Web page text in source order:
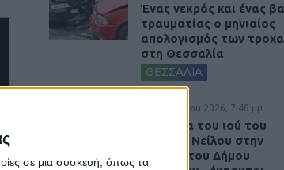
σε μια συσκευή, όπως τα
Ένας νεκρός και ένας
τραυματίας ο μηνιαίος
απολογισμός των
στη Θεσσαλία
ΘΕΣΣΑΛΙΑ
6 Αυγούστου 2026, 7:48 μμ
Κρούσμα του ιού του
Δυτικού Νείλου στην
Κυψέλη του Δήμου